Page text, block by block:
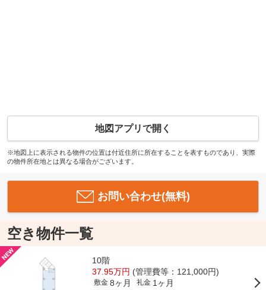
地図アプリで開く
※地図上に表示される物件の位置は付近住所に所在することを表すものであり、実際
の物件所在地とは異なる場合がございます。
お問い合わせ(無料)
空き物件一覧
10階
37.95万円 (管理費等：121,000円)
敷金 8ヶ月 礼金 1ヶ月